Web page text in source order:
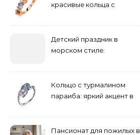
красивые кольца с
Детский праздник в
морском стиле:
Кольцо с турмалином
параиба: яркий акцент в
Пансионат для пожилых в